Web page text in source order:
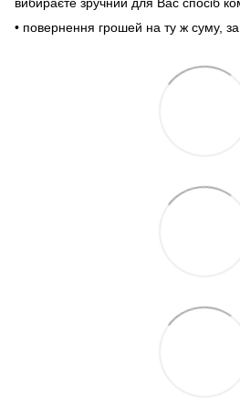
• повернення грошей на ту ж суму,